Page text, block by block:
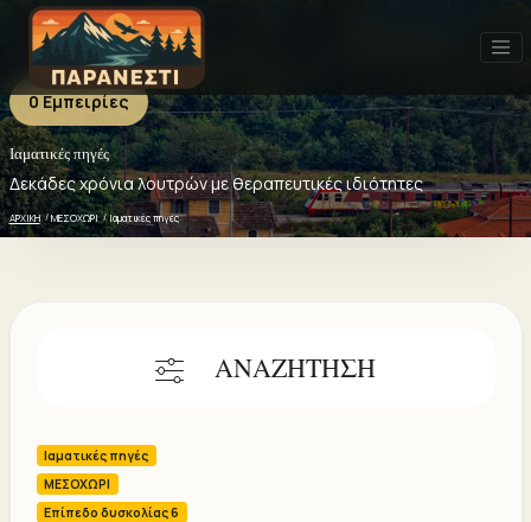
0 Εμπειρίες
Ιαματικές πηγές
Δεκάδες χρόνια λουτρών με θεραπευτικές ιδιότητες
ΑΡΧΙΚΗ ΜΕΣΟΧΩΡΙ Ιαματικές πηγές
ΑΝΑΖΗΤΗΣΗ
Ιαματικές πηγές
ΜΕΣΟΧΩΡΙ
Επίπεδο δυσκολίας 6
Ιαματικές πηγές - 0 ΕΜΠΕΙΡΙΕΣ
Πρόσφατα Δημοφιλή Καλύτερη αξιολόγηση